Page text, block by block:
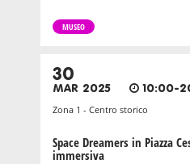
MUSEO
30
MAR 2025 10:00-
Zona 1 - Centro storico
Space Dreamers in Piazza
immersiva